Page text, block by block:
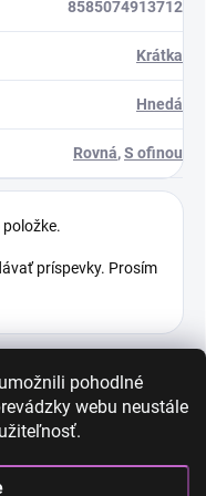
pohodlné
webu neustále
8585074913712
Krátka
Hnedá
Rovná,S ofinou
príspevky. Prosím